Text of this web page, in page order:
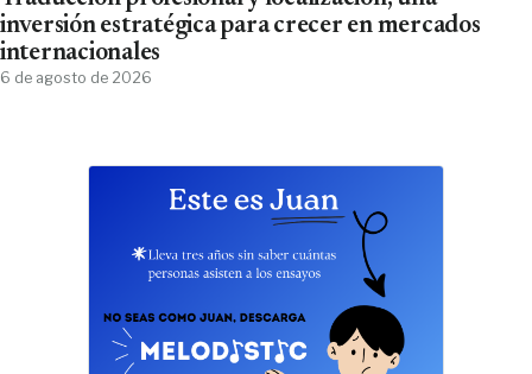
inversión estratégica para crecer en mercados
internacionales
6 de agosto de 2026